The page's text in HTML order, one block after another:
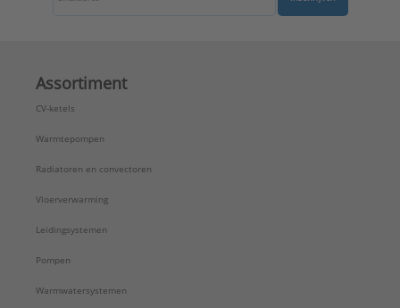
Assortiment
CV-ketels
Warmtepompen
Radiatoren en convectoren
Vloerverwarming
Leidingsystemen
Pompen
Warmwatersystemen